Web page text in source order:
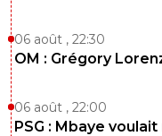
06 août , 22:30
OM : Grégory
06 août , 22:00
PSG : Mbaye